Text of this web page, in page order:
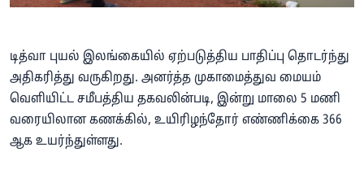
டித்வா புயல் இலங்கையில் ஏற்படுத்திய பாதிப்பு தொடர்ந்து
அதிகரித்து வருகிறது. அனர்த்த முகாமைத்துவ மையம்
வெளியிட்ட சமீபத்திய தகவலின்படி, இன்று மாலை 5 மணி
வரையிலான கணக்கில், உயிரிழந்தோர் எண்ணிக்கை 366
ஆக உயர்ந்துள்ளது.